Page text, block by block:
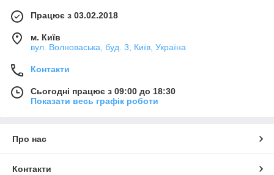
Працює з 03.02.2018
м. Київ
вул. Волноваська, буд. 3, Київ, Україна
Контакти
Сьогодні працює з 09:00 до 18:30
Показати весь графік роботи
Про нас
Контакти